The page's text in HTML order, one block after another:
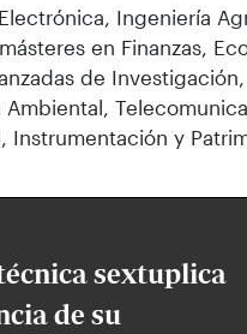
Ingeniería
en Finanzas,
de
Instrumentación y
sextuplica
de su